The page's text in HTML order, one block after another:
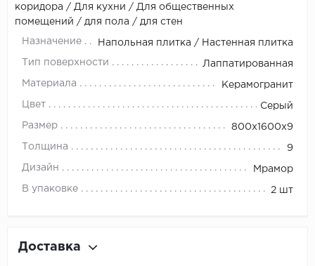
коридора / Для кухни / Для общественных
помещений / для пола / для стен
Назначение Напольная плитка / Настенная плитка
Тип поверхности Лаппатированная
Материала Керамогранит
Цвет Серый
Размер 800x1600x9
Толщина 9
Дизайн Мрамор
В упаковке 2 шт
Доставка